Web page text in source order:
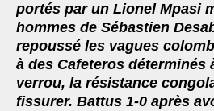
portés par un Lionel Mpasi
hommes de Sébastien
repoussé les vagues
à des Cafeteros déterminés
verrou, la résistance
fissurer. Battus 1-0 après